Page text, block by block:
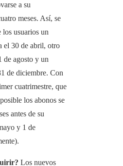
a su
meses. Así, se
los usuarios un
el 30 de abril, otro
de agosto y un
de diciembre. Con
cuatrimestre, que
los abonos se
antes de su
y 1 de
Los nuevos